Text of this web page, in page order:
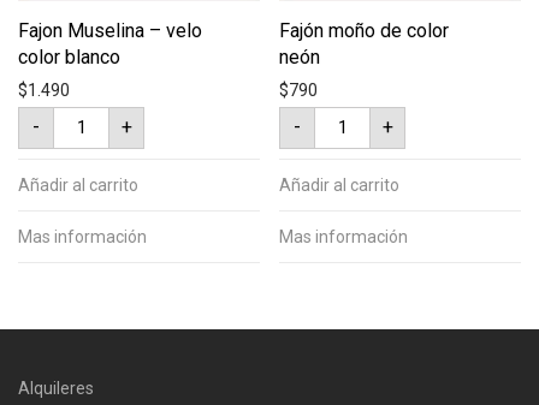
Fajon Muselina – velo
color blanco
$1.490
-
Fajon
Muselina
-
color
blanco
+
Añadir al carrito
Mas información
Fajón moño de color
neón
$790
-
Fajón
moño
de
neón
cantidad
+
Añadir al carrito
Mas información
Alquileres